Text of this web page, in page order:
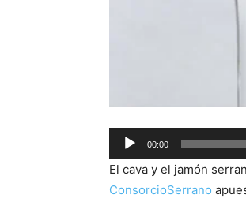
Audio
Player
00:00
El cava y el jamón
ConsorcioSerrano